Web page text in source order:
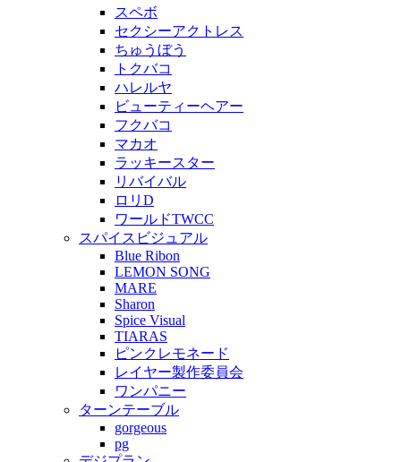
スペボ
セクシーアクトレス
ちゅうぼう
トクバコ
ハレルヤ
ビューティーヘアー
フクバコ
マカオ
ラッキースター
リバイバル
ロリD
ワールドTWCC
スパイスビジュアル
Blue Ribon
LEMON SONG
MARE
Sharon
Spice Visual
TIARAS
ピンクレモネード
レイヤー製作委員会
ワンパニー
ターンテーブル
gorgeous
pg